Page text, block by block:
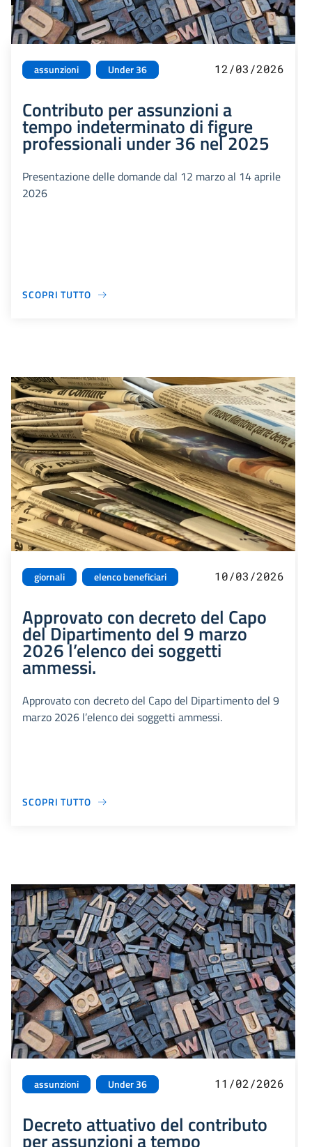
assunzioni Under 36 12/03/2026
Contributo per assunzioni a
tempo indeterminato di figure
professionali under 36 nel 2025
Presentazione delle domande dal 12 marzo al 14 aprile
2026
SCOPRI TUTTO
giornali elenco beneficiari 10/03/2026
Approvato con decreto del Capo
del Dipartimento del 9 marzo
2026 l’elenco dei soggetti
ammessi.
Approvato con decreto del Capo del Dipartimento del 9
marzo 2026 l’elenco dei soggetti ammessi.
SCOPRI TUTTO
assunzioni Under 36 11/02/2026
Decreto attuativo del contributo
per assunzioni a tempo